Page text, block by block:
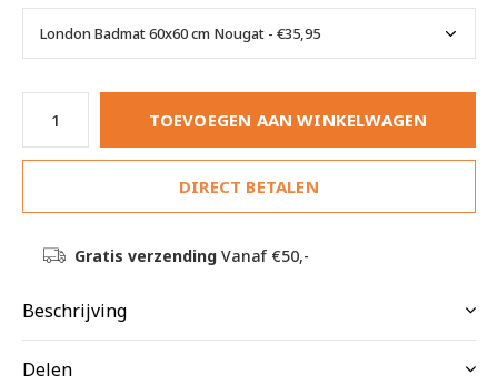
TOEVOEGEN AAN WINKELWAGEN
DIRECT BETALEN
Gratis verzendingVanaf €50,-
Beschrijving
Delen